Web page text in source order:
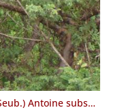
Antoine subsp.